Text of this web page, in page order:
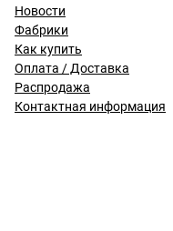
Новости
Фабрики
Как купить
Оплата / Доставка
Распродажа
Контактная информация